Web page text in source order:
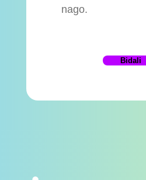
nago.